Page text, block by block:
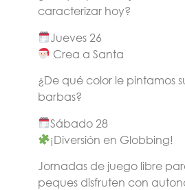
caracterizar hoy?
Jueves 26
Crea a Santa
¿De qué color le pintamos
barbas?
Sábado 28
¡Diversión en Globbing!
Jornadas de juego libre
peques disfruten con